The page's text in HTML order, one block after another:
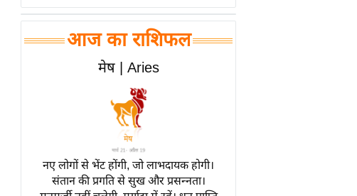
बॉलीवुड
हॉलीवुड
फिल्म समीक्षा
लाइफस्टाइल
टेक्नॉलॉजी
ब्यूटी/फैशन
आज का राशिफल
मेष | Aries
नए लोगों से भेंट होंगी, जो लाभदायक होगी।
संतान की प्रगति से सुख और प्रसन्नता।